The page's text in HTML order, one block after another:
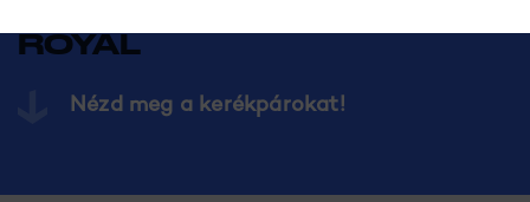
ROYAL
Nézd meg a kerékpárokat!